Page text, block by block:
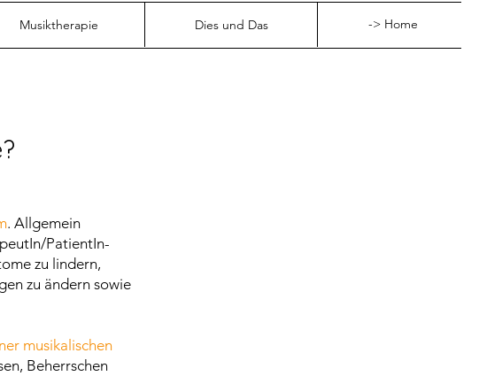
Musiktherapie Dies und Das
. Allgemein
PatientIn-
zu lindern,
zu ändern sowie
musikalischen
Beherrschen
-> Home